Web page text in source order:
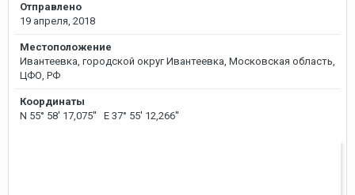
Отправлено
19 апреля, 2018
Местоположение
Ивантеевка, городской округ Ивантеевка, Московская область,
ЦФО, РФ
Координаты
N 55° 58' 17,075'' E 37° 55' 12,266''